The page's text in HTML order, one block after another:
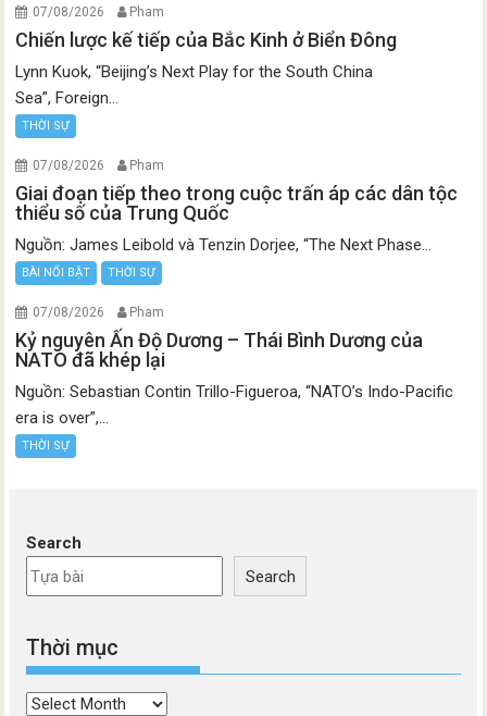
07/08/2026 Pham
Chiến lược kế tiếp của Bắc Kinh ở Biển Đông
Lynn Kuok, “Beijing’s Next Play for the South China
Sea”, Foreign...
THỜI SỰ
07/08/2026 Pham
Giai đoạn tiếp theo trong cuộc trấn áp các dân tộc
thiểu số của Trung Quốc
Nguồn: James Leibold và Tenzin Dorjee, “The Next Phase...
BÀI NỔI BẬT THỜI SỰ
07/08/2026 Pham
Kỷ nguyên Ấn Độ Dương – Thái Bình Dương của
NATO đã khép lại
Nguồn: Sebastian Contin Trillo-Figueroa, “NATO’s Indo-Pacific
era is over”,...
THỜI SỰ
Search
Search
Thời mục
Thời